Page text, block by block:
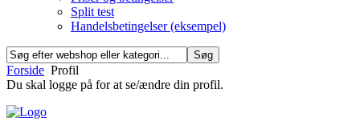
Split test
Handelsbetingelser (eksempel)
Forside Profil
Du skal logge på for at se/ændre din profil.